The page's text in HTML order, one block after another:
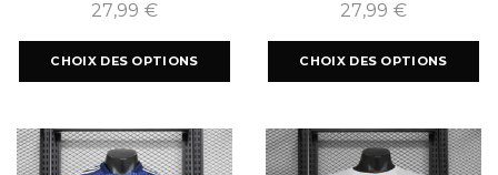
27,99 €
CHOIX DES OPTIONS
27,99 €
CHOIX DES OPTIONS